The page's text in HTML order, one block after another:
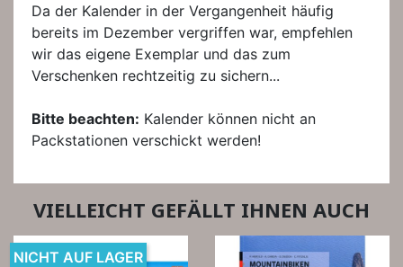
Da der Kalender in der Vergangenheit häufig
bereits im Dezember vergriffen war, empfehlen
wir das eigene Exemplar und das zum
Verschenken rechtzeitig zu sichern...
Bitte beachten: Kalender können nicht an
Packstationen verschickt werden!
VIELLEICHT GEFÄLLT IHNEN AUCH
NICHT AUF LAGER